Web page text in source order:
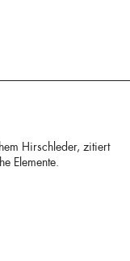
Hirschleder, zitiert
Elemente.